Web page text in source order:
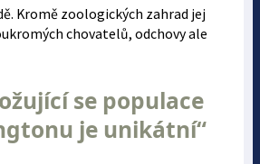
Kromě zoologických zahrad jej
chovatelů, odchovy ale
se populace
je unikátní“